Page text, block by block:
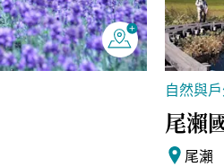
自然與
尾瀨
尾瀨